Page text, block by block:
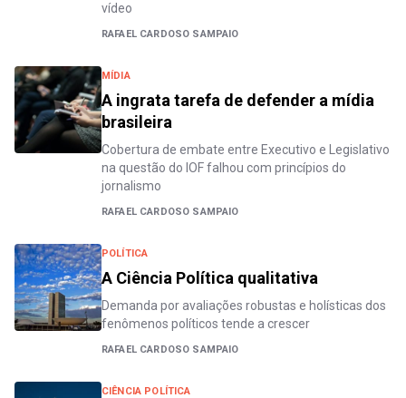
vídeo
RAFAEL CARDOSO SAMPAIO
MÍDIA
A ingrata tarefa de defender a mídia
brasileira
Cobertura de embate entre Executivo e Legislativo
na questão do IOF falhou com princípios do
jornalismo
RAFAEL CARDOSO SAMPAIO
POLÍTICA
A Ciência Política qualitativa
Demanda por avaliações robustas e holísticas dos
fenômenos políticos tende a crescer
RAFAEL CARDOSO SAMPAIO
CIÊNCIA POLÍTICA